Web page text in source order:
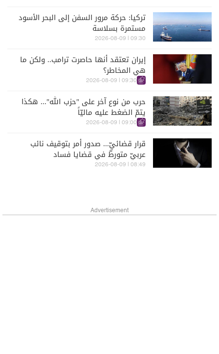
تركيا: حركة مرور السفن إلى البحر الأسود
مستمرة بسلاسة
09:30 | 2026-08-09
إيران تعتقد أنها حاصرت ترامب.. ولكن ما
هي المخاطر؟
09:30 | 2026-08-09
حرب من نوع آخر على "حزب الله"... هكذا
يتمّ الضغط عليه ماليّاً
09:00 | 2026-08-09
قرار قضائيّ... صدور أمر بتوقيف نائب
عربيّ متورطّ في قضايا فساد
08:49 | 2026-08-09
Advertisement